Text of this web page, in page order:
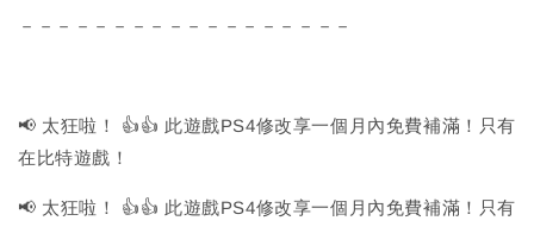
－－－－－－－－－－－－－－－－－－
📢 太狂啦！ 👍👍 此遊戲PS4修改享一個月內免費補滿！只有
在比特遊戲！
📢 太狂啦！ 👍👍 此遊戲PS4修改享一個月內免費補滿！只有